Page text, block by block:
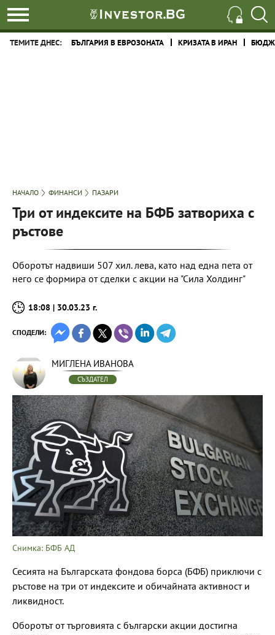
ТЕМИТЕ ДНЕС: БЪЛГАРИЯ В ЕВРОЗОНАТА КРИЗАТА В ИРАН
НАЧАЛО ФИНАНСИ ПАЗАРИ
Три от индексите на БФБ затвориха с
ръстове
Оборотът надвиши 507 хил. лева, като над една пета от
него се формира от сделки с акции на "Сила Холдинг"
18:08 | 30.03.23 г.
СПОДЕЛИ:
МИГЛЕНА ИВАНОВА
СЪЗДАТЕЛ
Снимка: БФБ АД
Сесията на Българската фондова борса (БФБ) приключи с
ръстове на три от индексите и обичайната активност и
ликвидност.
Оборотът от търговията с български акции достигна